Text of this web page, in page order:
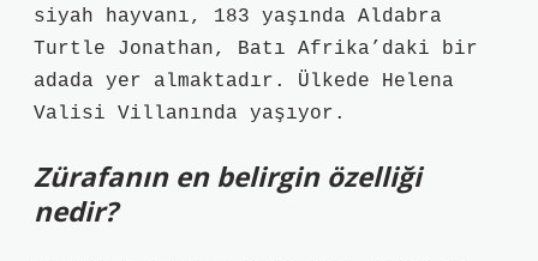
siyah hayvanı, 183 yaşında Aldabra
Turtle Jonathan, Batı Afrika’daki bir
adada yer almaktadır. Ülkede Helena
Valisi Villanında yaşıyor.
Zürafanın en belirgin özelliği
nedir?